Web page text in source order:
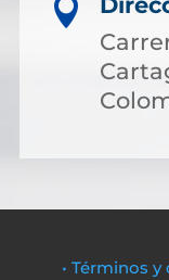

• Términos